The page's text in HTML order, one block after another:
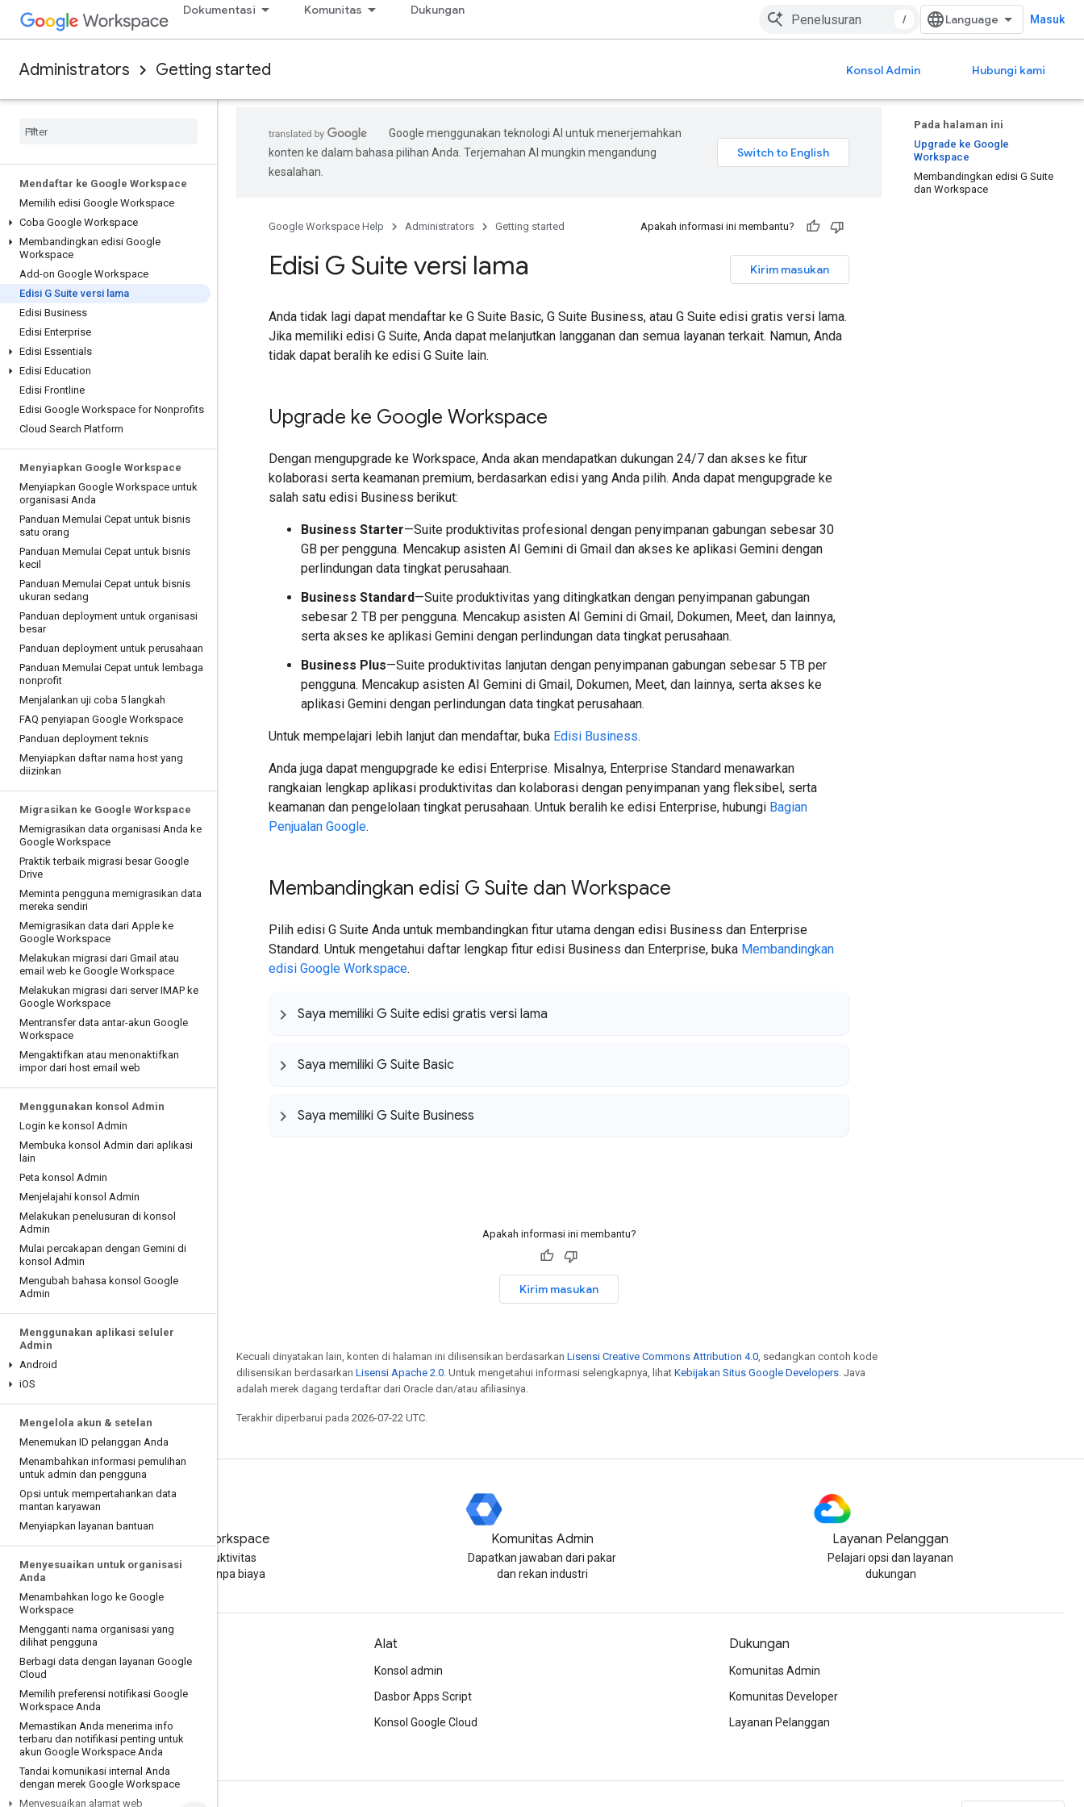
Dokumentasi Komunitas Dukungan
/ Masuk
Administrators Getting started Konsol Admin Hubungi kami
Mendaftar ke Google Workspace
Memilih edisi Google Workspace
Coba Google Workspace
Membandingkan edisi Google
Workspace
Add-on Google Workspace
Edisi G Suite versi lama
Edisi Business
Edisi Enterprise
Edisi Essentials
Edisi Education
Edisi Frontline
Edisi Google Workspace for Nonprofits
Cloud Search Platform
Menyiapkan Google Workspace
Menyiapkan Google Workspace untuk
organisasi Anda
Panduan Memulai Cepat untuk bisnis
satu orang
Panduan Memulai Cepat untuk bisnis
kecil
Panduan Memulai Cepat untuk bisnis
ukuran sedang
Panduan deployment untuk organisasi
besar
Panduan deployment untuk perusahaan
Panduan Memulai Cepat untuk lembaga
nonprofit
Menjalankan uji coba 5 langkah
FAQ penyiapan Google Workspace
Panduan deployment teknis
Menyiapkan daftar nama host yang
diizinkan
Migrasikan ke Google Workspace
Memigrasikan data organisasi Anda ke
Google Workspace
Praktik terbaik migrasi besar Google
Drive
Meminta pengguna memigrasikan data
mereka sendiri
Memigrasikan data dari Apple ke
Google Workspace
Melakukan migrasi dari Gmail atau
email web ke Google Workspace
Melakukan migrasi dari server IMAP ke
Google Workspace
Mentransfer data antar-akun Google
Workspace
Mengaktifkan atau menonaktifkan
impor dari host email web
Menggunakan konsol Admin
Login ke konsol Admin
Membuka konsol Admin dari aplikasi
lain
Peta konsol Admin
Menjelajahi konsol Admin
Melakukan penelusuran di konsol
Admin
Mulai percakapan dengan Gemini di
konsol Admin
Mengubah bahasa konsol Google
Admin
Menggunakan aplikasi seluler
Admin
Android
iOS
Mengelola akun & setelan
Menemukan ID pelanggan Anda
Menambahkan informasi pemulihan
untuk admin dan pengguna
Opsi untuk mempertahankan data
mantan karyawan
Menyiapkan layanan bantuan
Menyesuaikan untuk organisasi
Anda
Menambahkan logo ke Google
Workspace
Mengganti nama organisasi yang
dilihat pengguna
Berbagi data dengan layanan Google
Cloud
Memilih preferensi notifikasi Google
Workspace Anda
Memastikan Anda menerima info
terbaru dan notifikasi penting untuk
akun Google Workspace Anda
Tandai komunikasi internal Anda
dengan merek Google Workspace
Menyesuaikan alamat web
Pada halaman ini
Upgrade ke Google
Workspace
Membandingkan edisi G Suite
dan Workspace
Google menggunakan teknologi AI untuk menerjemahkan
konten ke dalam bahasa pilihan Anda. Terjemahan AI mungkin mengandung
kesalahan.
Google Workspace Help Administrators Getting started Apakah informasi ini membantu?
Kirim masukan
Edisi G Suite versi lama
Anda tidak lagi dapat mendaftar ke G Suite Basic, G Suite Business, atau G Suite edisi gratis versi lama.
Jika memiliki edisi G Suite, Anda dapat melanjutkan langganan dan semua layanan terkait. Namun, Anda
tidak dapat beralih ke edisi G Suite lain.
Upgrade ke Google Workspace
Dengan mengupgrade ke Workspace, Anda akan mendapatkan dukungan 24/7 dan akses ke fitur
kolaborasi serta keamanan premium, berdasarkan edisi yang Anda pilih. Anda dapat mengupgrade ke
salah satu edisi Business berikut:
Business Starter—Suite produktivitas profesional dengan penyimpanan gabungan sebesar 30
GB per pengguna. Mencakup asisten AI Gemini di Gmail dan akses ke aplikasi Gemini dengan
perlindungan data tingkat perusahaan.
Business Standard—Suite produktivitas yang ditingkatkan dengan penyimpanan gabungan
sebesar 2 TB per pengguna. Mencakup asisten AI Gemini di Gmail, Dokumen, Meet, dan lainnya,
serta akses ke aplikasi Gemini dengan perlindungan data tingkat perusahaan.
Business Plus—Suite produktivitas lanjutan dengan penyimpanan gabungan sebesar 5 TB per
pengguna. Mencakup asisten AI Gemini di Gmail, Dokumen, Meet, dan lainnya, serta akses ke
aplikasi Gemini dengan perlindungan data tingkat perusahaan.
Untuk mempelajari lebih lanjut dan mendaftar, buka Edisi Business.
Anda juga dapat mengupgrade ke edisi Enterprise. Misalnya, Enterprise Standard menawarkan
rangkaian lengkap aplikasi produktivitas dan kolaborasi dengan penyimpanan yang fleksibel, serta
keamanan dan pengelolaan tingkat perusahaan. Untuk beralih ke edisi Enterprise, hubungi Bagian
Penjualan Google.
Membandingkan edisi G Suite dan Workspace
Pilih edisi G Suite Anda untuk membandingkan fitur utama dengan edisi Business dan Enterprise
Standard. Untuk mengetahui daftar lengkap fitur edisi Business dan Enterprise, buka Membandingkan
edisi Google Workspace.
Saya memiliki G Suite edisi gratis versi lama
Saya memiliki G Suite Basic
Saya memiliki G Suite Business
Apakah informasi ini membantu?
Kirim masukan
Kecuali dinyatakan lain, konten di halaman ini dilisensikan berdasarkan Lisensi Creative Commons Attribution 4.0, sedangkan contoh kode
dilisensikan berdasarkan Lisensi Apache 2.0. Untuk mengetahui informasi selengkapnya, lihat Kebijakan Situs Google Developers. Java
adalah merek dagang terdaftar dari Oracle dan/atau afiliasinya.
Terakhir diperbarui pada 2026-07-22 UTC.
Coba Google Workspace
Tingkatkan produktivitas
Anda dengan AI tanpa biaya
Komunitas Admin
Dapatkan jawaban dari pakar
dan rekan industri
Layanan Pelanggan
Pelajari opsi dan layanan
dukungan
Dokumentasi & pelatihan
Pusat Bantuan
Panduan developer
Pusat Pembelajaran
Google Skills
Alat
Konsol admin
Dasbor Apps Script
Konsol Google Cloud
Dukungan
Komunitas Admin
Komunitas Developer
Layanan Pelanggan